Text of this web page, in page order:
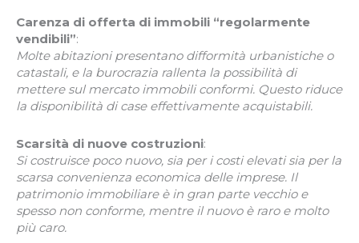
Carenza di offerta di immobili “regolarmente
vendibili”:
Molte abitazioni presentano difformità urbanistiche o
catastali, e la burocrazia rallenta la possibilità di
mettere sul mercato immobili conformi. Questo riduce
la disponibilità di case effettivamente acquistabili.
Scarsità di nuove costruzioni:
Si costruisce poco nuovo, sia per i costi elevati sia per la
scarsa convenienza economica delle imprese. Il
patrimonio immobiliare è in gran parte vecchio e
spesso non conforme, mentre il nuovo è raro e molto
più caro.